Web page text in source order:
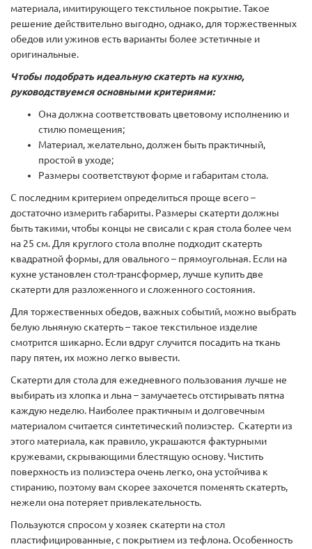
материала, имитирующего текстильное покрытие. Такое
решение действительно выгодно, однако, для торжественных
обедов или ужинов есть варианты более эстетичные и
оригинальные.
Чтобы подобрать идеальную скатерть на кухню,
руководствуемся основными критериями:
Она должна соответствовать цветовому исполнению и
стилю помещения;
Материал, желательно, должен быть практичный,
простой в уходе;
Размеры соответствуют форме и габаритам стола.
С последним критерием определиться проще всего –
достаточно измерить габариты. Размеры скатерти должны
быть такими, чтобы концы не свисали с края стола более чем
на 25 см. Для круглого стола вполне подходит скатерть
квадратной формы, для овального – прямоугольная. Если на
кухне установлен стол-трансформер, лучше купить две
скатерти для разложенного и сложенного состояния.
Для торжественных обедов, важных событий, можно выбрать
белую льняную скатерть – такое текстильное изделие
смотрится шикарно. Если вдруг случится посадить на ткань
пару пятен, их можно легко вывести.
Скатерти для стола для ежедневного пользования лучше не
выбирать из хлопка и льна – замучаетесь отстирывать пятна
каждую неделю. Наиболее практичным и долговечным
материалом считается синтетический полиэстер. Скатерти из
этого материала, как правило, украшаются фактурными
кружевами, скрывающими блестящую основу. Чистить
поверхность из полиэстера очень легко, она устойчива к
стиранию, поэтому вам скорее захочется поменять скатерть,
нежели она потеряет привлекательность.
Пользуются спросом у хозяек скатерти на стол
пластифицированные, с покрытием из тефлона. Особенность